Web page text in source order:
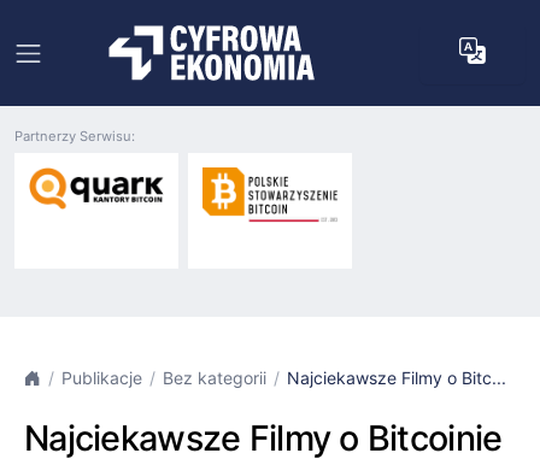
Partnerzy Serwisu:
Publikacje Bez kategorii Najciekawsze Filmy o Bitc...
Najciekawsze Filmy o Bitcoinie